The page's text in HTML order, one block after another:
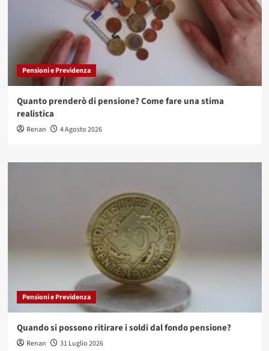
Pensioni e Previdenza
Quanto prenderò di pensione? Come fare una stima
realistica
Renan 4 Agosto 2026
Pensioni e Previdenza
Quando si possono ritirare i soldi dal fondo pensione?
Renan 31 Luglio 2026